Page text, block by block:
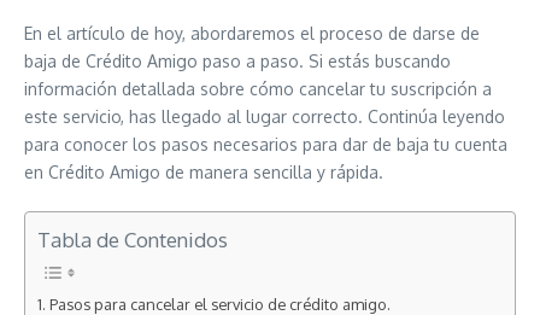
En el artículo de hoy, abordaremos el proceso de darse de
baja de Crédito Amigo paso a paso. Si estás buscando
información detallada sobre cómo cancelar tu suscripción a
este servicio, has llegado al lugar correcto. Continúa leyendo
para conocer los pasos necesarios para dar de baja tu cuenta
en Crédito Amigo de manera sencilla y rápida.
Tabla de Contenidos
Pasos para cancelar el servicio de crédito amigo.